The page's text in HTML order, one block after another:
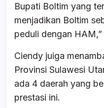
Bupati Boltim yang
menjadikan Boltim
peduli dengan
Ciendy juiga
Provinsi Sulawesi
ada 4 daerah yang
prestasi ini.